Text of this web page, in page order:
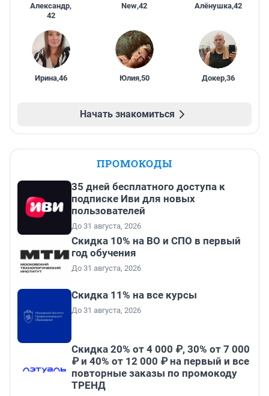
Александр,
42
New,42 Алёнушка,42
Ирина,46 Юлия,50 Докер,36
Начать знакомиться
ПРОМОКОДЫ
35 дней бесплатного доступа к
подписке Иви для новых
пользователей
До 31 августа, 2026
Скидка 10% на ВО и СПО в первый
год обучения
До 31 августа, 2026
Скидка 11% на все курсы
До 31 августа, 2026
Скидка 20% от 4 000 ₽, 30% от 7 000
₽ и 40% от 12 000 ₽ на первый и все
повторные заказы по промокоду
ТРЕНД